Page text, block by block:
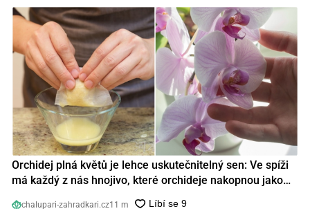
Orchidej plná květů je lehce uskutečnitelný sen: Ve spíži
má každý z nás hnojivo, které orchideje nakopnou jako
chalupari-zahradkari.cz11 m